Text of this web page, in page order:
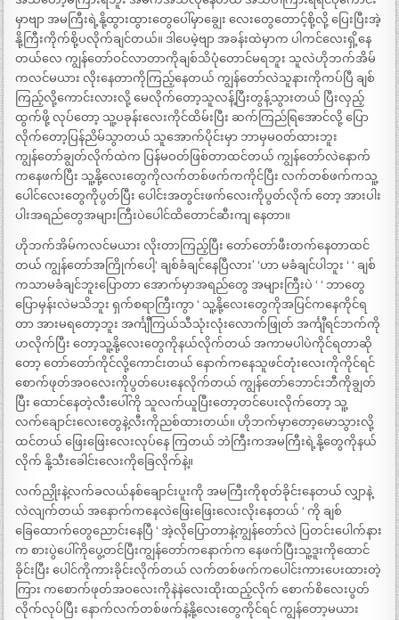
မှာဗျာ အမကြီးရဲ့နို့ထွားထွားတွေပေါ်မှာချွေး လေးတွေတောင့်စို့လို့ ပြေးပြီးအဲ့
နို့ကြီးကိုက်စို့ပလိုက်ချင်တယ်။ ဒါပေမဲ့ဗျာ အခန်းထဲမှာက ပါကင်လေးရှိ့နေ
တယ်လေ ကျွန်တော်ဝင်လာတာကိုချစ်သိပုံတောင်မရဘူး သူလဲဟိုဘက်အိမ်
ကလင်မယား လိုးနေတာကိုကြည့်နေတယ် ကျွန်တော်လဲသူနားကိုကပ်ပြီ ချစ်
ကြည့်လို့ကောင်းလားလို့ မေလိုက်တော့သူလန့်ပြီးတွန့်သွားတယ် ပြီးလှည့်
ထွက်ဖို့ လုပ်တော့ သူ့ပခုန်းလေးကိုင်ထိမ်းပြီး ဆက်ကြည်ရြအောင်လို့ ပြော
လိုက်တော့ပြန်ညိမ်သွာတယ် သူအောက်ပိုင်းမှာ ဘာမှမဝတ်ထားဘူး
ကျွန်တော်ချွတ်လိုက်ထဲက ပြန်မဝတ်ဖြစ်တာထင်တယ် ကျွန်တော်လဲနောက်
ကနေဖက်ပြီး သူ့နို့လေးတွေကိုလက်တစ်ဖက်ကကိုင်ပြီး လက်တစ်ဖက်ကသူ့
ပေါင်လေးတွေကိုပွတ်ပြီး ပေါင်းအတွင်းဖက်လေးကိုပွတ်လိုက် တော့ အားပါး
ပါးအရည်တွေအများကြီးပဲပေါင်ထိတောင်ဆီးကျ နေတာ။
ဟိုဘက်အိမ်ကလင်မယား လိုးတာကြည့်ပြီး တော်တော်ဖီးတက်နေတာထင်
တယ် ကျွန်တော်အကြိုက်ပေါ့‘ ချစ်ခံချင်နေပြီလား’ ‘ဟာ မခံချင်ပါဘူး ‘ ‘ ချစ်
ကသာမခံချင်ဘူးပြောတာ အောက်မှာအရည်တွေ အများကြီးပဲ ‘ ‘ ဘာတွေ
ပြောမှန်းလဲမသိဘူး ရှက်စရာကြီးကွာ ‘ သူ့နို့လေးတွေကိုအပြင်ကနေကိုင်ရ
တာ အားမရတော့ဘူး အင်္ကျီကြယ်သီသုံးလုံးလောက်ဖြုတ် အင်္ကျီရင်ဘက်ကို
ဟလိုက်ပြီး တော့သူ့နို့လေးတွေကိုနယ်လိုက်တယ် အကာမပါပဲကိုင်ရတာဆို
တော့ တော်တော်ကိုင်လို့ကောင်းတယ် နောက်ကနေသူဖင်တုံးလေးကိုကိုင်ရင်
စောက်ဖုတ်အဝလေးကိုပွတ်ပေးနေလိုက်တယ် ကျွန်တော်ဘောင်းဘီကိုချွတ်
ပြီး ထောင်နေတဲ့လီးပေါ်ကို သူလက်ယူပြီးတော့တင်ပေးလိုက်တော့ သူ့
လက်ချောင်းလေးတွေနဲ့လီးကိုညစ်ထားတယ်။ ဟိုဘက်မှာတော့မောသွားလို့
ထင်တယ် ဖြေးဖြေးလေးလုပ်နေ ကြတယ် ဘဲကြီးကအမကြီးရဲ့နို့တွေကိုနယ်
လိုက် နို့သီးခေါင်းလေးကိုခြေလိုက်နဲ့။
လက်ညှိုးနဲ့လက်ခလယ်နစ်ချောင်းပူးကို အမကြီးကိုစုတ်ခိုင်းနေတယ် လျှာနဲ့
လဲလျက်တယ် အနောက်ကနေလဲဖြေးဖြေးလေးလိုးနေတယ် ‘ ကို ချစ်
ခြေထောက်တွေညောင်းနေပြီ ‘ အဲ့လိုပြောတာနဲ့ကျွန်တော်လဲ ပြတင်းပေါက်နား
က စားပွဲပေါ်ကိုပွေ့တင်ပြီးကျွန်တော်ကနောက်က နေဖက်ပြီးသူ့ဒူးကိုထောင်
ခိုင်းပြီး ပေါင်ကိုကားခိုင်းလိုက်တယ် လက်တစ်ဖက်ကပေါင်းကားပေးထားတဲ့
ကြား ကစောက်ဖုတ်အဝလေးကိုနဲနဲလေးထိုးထည့်လိုက် စောက်စိလေးပွတ်
လိုက်လုပ်ပြီး နောက်လက်တစ်ဖက်နဲ့နို့လေးတွေကိုင်ရင် ကျွန်တော့မယား